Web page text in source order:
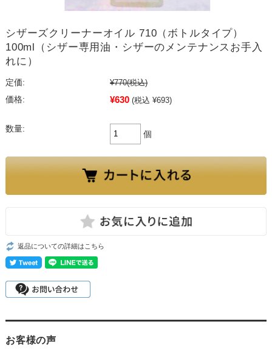
シザーズクリーナーオイル 710（ボトルタイプ）
100ml（シザー専用油・シザーのメンテナンスお手入
れに）
定価: ¥770(税込)
価格:
¥630 (税込 ¥693)
数量:
個
返品についての詳細はこちら
お客様の声